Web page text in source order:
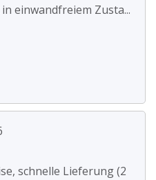
einwandfreiem Zusta...
schnelle Lieferung (2